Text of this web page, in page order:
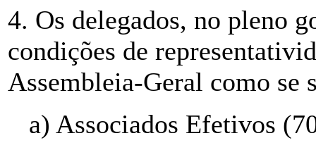
4. Os delegados, no pleno
condições de
Assembleia-Geral como se
a) Associados Efetivos